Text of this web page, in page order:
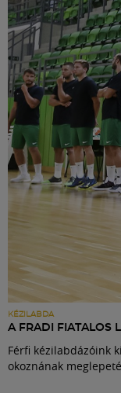
KÉZILABDA
A FRADI FIATALOS
Férfi kézilabdázóink
okoznának
Hírek
Labdarúgás
Szakosztályok
Meccscenter
Klub
Szolgáltatások
Shop
Közösség